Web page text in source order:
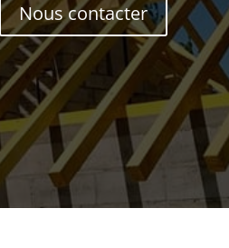
Nous contacter